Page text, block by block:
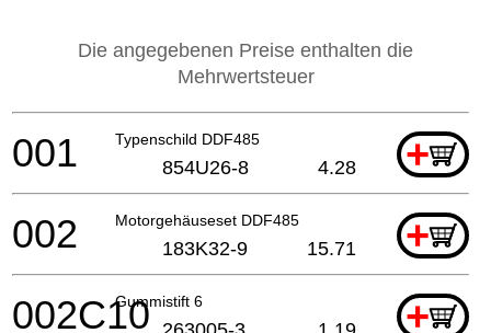
Die angegebenen Preise enthalten die
Mehrwertsteuer
Typenschild DDF485 +
001 854U26-8 4.28
Motorgehäuseset DDF485 +
002 183K32-9 15.71
Gummistift 6 +
002C10